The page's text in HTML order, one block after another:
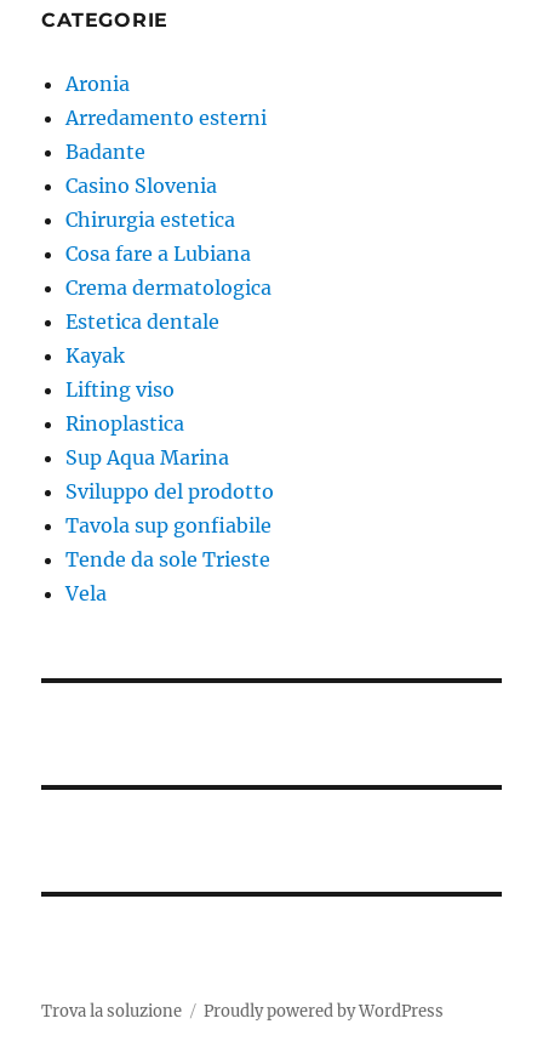
CATEGORIE
Aronia
Arredamento esterni
Badante
Casino Slovenia
Chirurgia estetica
Cosa fare a Lubiana
Crema dermatologica
Estetica dentale
Kayak
Lifting viso
Rinoplastica
Sup Aqua Marina
Sviluppo del prodotto
Tavola sup gonfiabile
Tende da sole Trieste
Vela
Trova la soluzione Proudly powered by WordPress